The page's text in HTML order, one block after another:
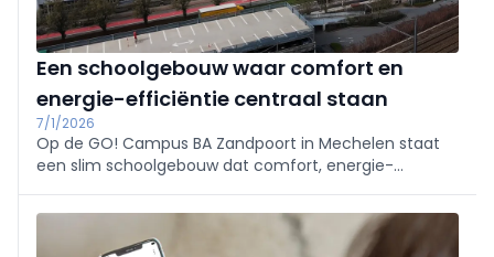
Een schoolgebouw waar comfort en
energie-efficiëntie centraal staan
7/1/2026
Op de GO! Campus BA Zandpoort in Mechelen staat
een slim schoolgebouw dat comfort, energie-
een sleutelrol met geïntegreerde gebouwtechnieken.